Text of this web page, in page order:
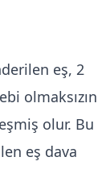
eş, 2
olmaksızın
olur. Bu
eş dava